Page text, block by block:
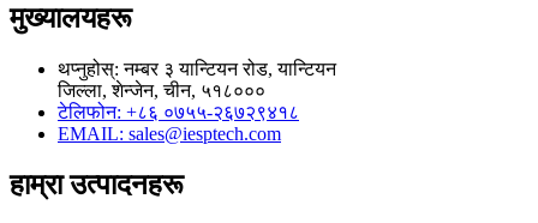
मुख्यालयहरू
थप्नुहोस्: नम्बर ३ यान्टियन रोड, यान्टियन
जिल्ला, शेन्जेन, चीन, ५१८०००
टेलिफोन: +८६ ०७५५-२६७२९४१८
EMAIL: sales@iesptech.com
हाम्रा उत्पादनहरू